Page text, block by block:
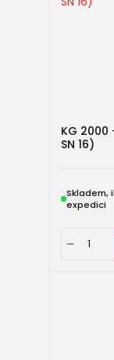
KG 2000
SN 16)
Skladem,
expedici